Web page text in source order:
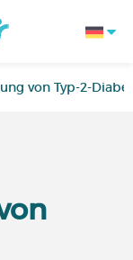
von Typ-2-